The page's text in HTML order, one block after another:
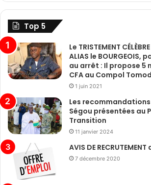
Top 5
Le TRISTEMENT
ALIAS le BOURGEOIS,
au arrêt : Il propose 5
CFA au Compol
1 juin 2021
Les
Ségou présentées au
Transition
11 janvier 2024
AVIS DE
7 décembre 2020